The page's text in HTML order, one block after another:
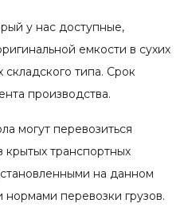
у нас доступные,
емкости в сухих
типа. Срок
производства.
могут перевозиться
транспортных
на данном
перевозки грузов.